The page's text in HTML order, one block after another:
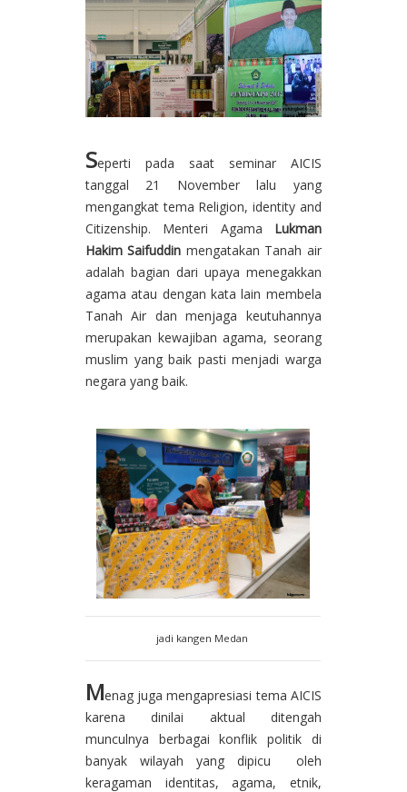
Seperti pada saat seminar AICIS
tanggal 21 November lalu yang
mengangkat tema Religion, identity and
Citizenship. Menteri Agama Lukman
Hakim Saifuddin mengatakan Tanah air
adalah bagian dari upaya menegakkan
agama atau dengan kata lain membela
Tanah Air dan menjaga keutuhannya
merupakan kewajiban agama, seorang
muslim yang baik pasti menjadi warga
negara yang baik.
jadi kangen Medan
Menag juga mengapresiasi tema AICIS
karena dinilai aktual ditengah
munculnya berbagai konflik politik di
banyak wilayah yang dipicu oleh
keragaman identitas, agama, etnik,